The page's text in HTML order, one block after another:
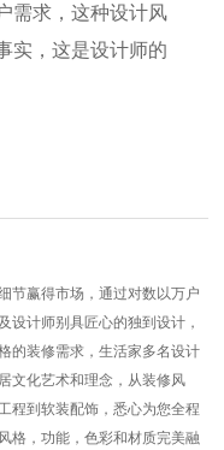
需求，这种设计风
实，这是设计师的
节赢得市场，通过对数以万户
设计师别具匠心的独到设计，
的装修需求，生活家多名设计
文化艺术和理念，从装修风
程到软装配饰，悉心为您全程
格，功能，色彩和材质完美融